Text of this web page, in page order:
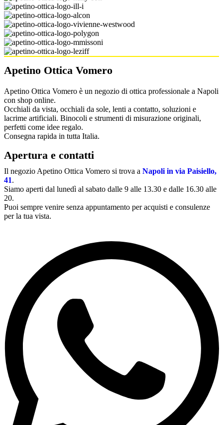
Apetino Ottica Vomero
Apetino Ottica Vomero è un negozio di ottica professionale a Napoli
con shop online.
Occhiali da vista, occhiali da sole, lenti a contatto, soluzioni e
lacrime artificiali. Binocoli e strumenti di misurazione originali,
perfetti come idee regalo.
Consegna rapida in tutta Italia.
Apertura e contatti
Il negozio Apetino Ottica Vomero si trova a Napoli in via Paisiello,
41.
Siamo aperti dal lunedì al sabato dalle 9 alle 13.30 e dalle 16.30 alle
20.
Puoi sempre venire senza appuntamento per acquisti e consulenze
per la tua vista.